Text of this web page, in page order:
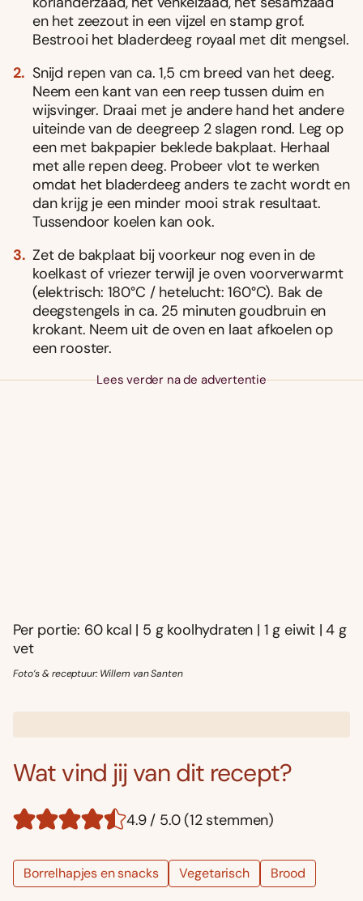
en het zeezout in een vijzel en stamp grof.
Bestrooi het bladerdeeg royaal met dit mengsel.
Snijd repen van ca. 1,5 cm breed van het deeg.
Neem een kant van een reep tussen duim en
wijsvinger. Draai met je andere hand het andere
uiteinde van de deegreep 2 slagen rond. Leg op
een met bakpapier beklede bakplaat. Herhaal
met alle repen deeg. Probeer vlot te werken
omdat het bladerdeeg anders te zacht wordt en
dan krijg je een minder mooi strak resultaat.
Tussendoor koelen kan ook.
Zet de bakplaat bij voorkeur nog even in de
koelkast of vriezer terwijl je oven voorverwarmt
(elektrisch: 180°C / hetelucht: 160°C). Bak de
deegstengels in ca. 25 minuten goudbruin en
krokant. Neem uit de oven en laat afkoelen op
een rooster.
Lees verder na de advertentie
Per portie: 60 kcal | 5 g koolhydraten | 1 g eiwit | 4 g
vet
Foto’s & receptuur: Willem van Santen
Wat vind jij van dit recept?
4.9 / 5.0 (12 stemmen)
Borrelhapjes en snacks Vegetarisch Brood